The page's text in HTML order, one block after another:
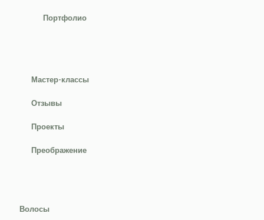
Портфолио
Мастер-классы
Отзывы
Проекты
Преображение
Волосы